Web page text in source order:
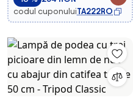
codul cuponuluiTA222RO